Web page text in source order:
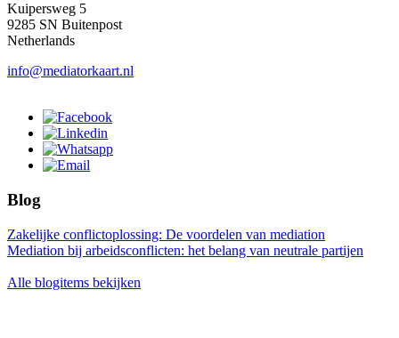
Kuipersweg 5
9285 SN Buitenpost
Netherlands
info@mediatorkaart.nl
Blog
Zakelijke conflictoplossing: De voordelen van mediation
Mediation bij arbeidsconflicten: het belang van neutrale partijen
Alle blogitems bekijken